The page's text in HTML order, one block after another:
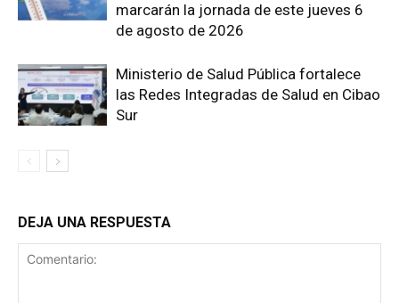
marcarán la jornada de este jueves 6
de agosto de 2026
Ministerio de Salud Pública fortalece
las Redes Integradas de Salud en Cibao
Sur
DEJA UNA RESPUESTA